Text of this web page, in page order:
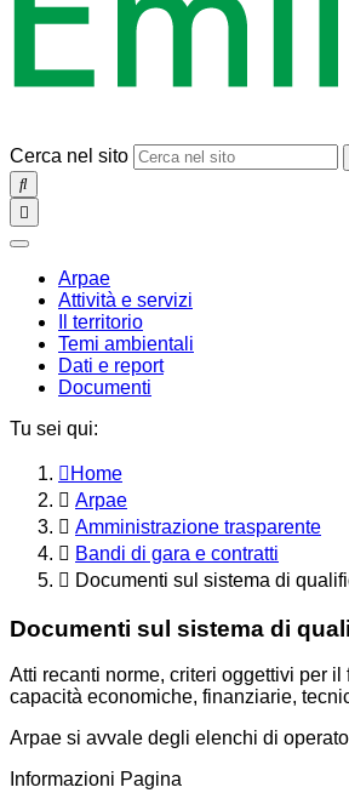
Cerca nel sito
SEARCH
Toggle
navigation
chiudi
Arpae
Attività e servizi
Il territorio
Temi ambientali
Dati e report
Documenti
Tu sei qui:
Home
Arpae
Amministrazione trasparente
Bandi di gara e contratti
Documenti sul sistema di
Documenti sul sistema di
Atti recanti norme, criteri oggettivi per
capacità economiche, finanziarie,
Arpae si avvale degli elenchi di
Informazioni Pagina